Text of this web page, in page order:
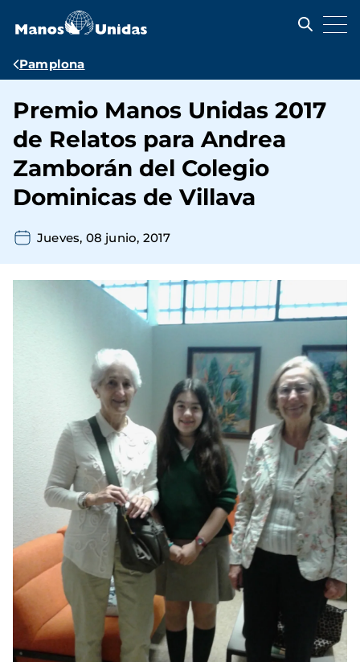
contenido
Ruta
navegación
Pamplona
Premio Manos Unidas 2017
de Relatos para Andrea
Zamborán del Colegio
Dominicas de Villava
Jueves, 08 junio, 2017